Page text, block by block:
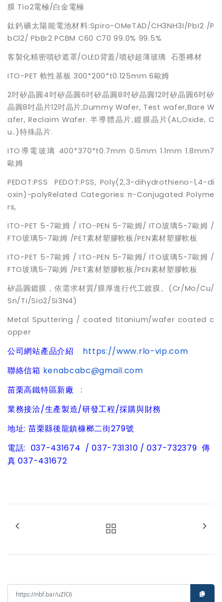
膜 Tio2電極/白金電極
鈦鈣礦太陽能電池材料:Spiro-OMeTAD/CH3NH3I/PbI2 /P
bCl2/ PbBr2 PCBM C60 C70 99.0% 99.5%
客製化精密噴砂遮罩/OLED背蓋/噴砂超薄玻璃 石墨稀材
ITO-PET 軟性基板 300*200*t0.125mm 6歐姆
2吋矽晶圓4吋矽晶圓6吋矽晶圓8吋矽晶圓12吋矽晶圓6吋矽
晶圓8吋晶片12吋晶片,Dummy Wafer, Test wafer,Bare W
afer, Reclaim Wafer. 半導體晶片,鍍膜晶片(AL,Oxide, C
u..)特殊晶片.
ITO導電玻璃 400*370*t0.7mm 0.5mm 1.1mm 1.8mm7
歐姆
PEDOT:PSS PEDOT:PSS, Poly(2,3-dihydrothieno-1,4-di
oxin)-polyRelated Categories π-Conjugated Polyme
rs,
ITO-PET 5-7歐姆 / ITO-PEN 5-7歐姆/ ITO玻璃5-7歐姆 /
FTO玻璃5-7歐姆 /PET素材塑膠軟板/PEN素材塑膠軟板
ITO-PET 5-7歐姆 / ITO-PEN 5-7歐姆/ ITO玻璃5-7歐姆 /
FTO玻璃5-7歐姆 /PET素材塑膠軟板/PEN素材塑膠軟板
矽晶圓鍍膜，依需求材質/膜厚進行代工鍍膜。(Cr/Mo/Cu/
Sn/Ti/Sio2/Si3N4)
Metal Sputtering / coated titanium/wafer coated c
opper
公司網站產品介紹
https://www.rlo-vip.com
聯絡信箱 kenabcabc@gmail.com
苗栗高鐵特區新廠 :
業務接洽/生產製造/研發工程/採購與財務
地址: 苗栗縣後龍鎮槺榔二街279號
電話: 037-431674 / 037-731310 / 037-732379 傳
真 037-431672